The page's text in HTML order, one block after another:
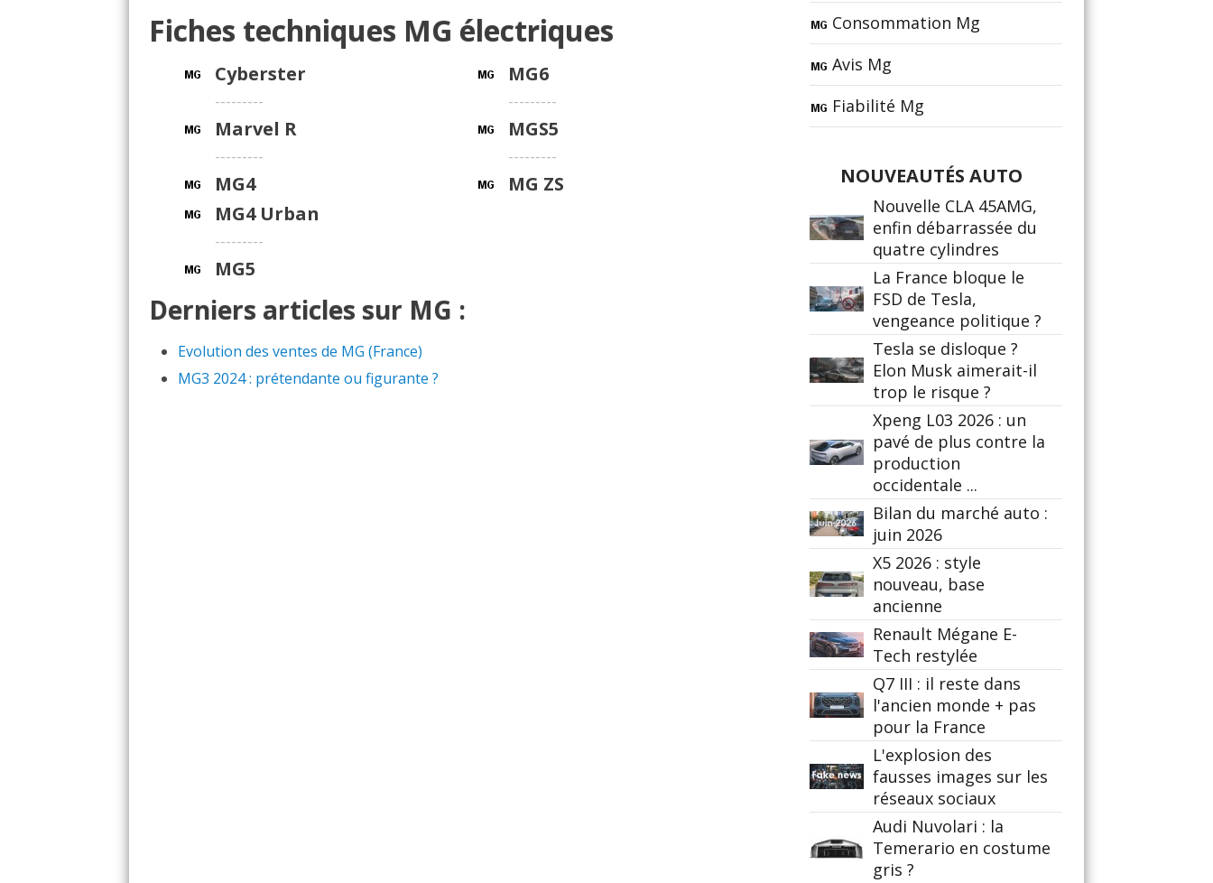
Fiches techniques MG électriques
Cyberster
---------
Marvel R
---------
MG4
MG4 Urban
---------
MG5
MG6
---------
MGS5
---------
MG ZS
Derniers articles sur MG :
Evolution des ventes de MG (France)
MG3 2024 : prétendante ou figurante ?
Consommation Mg
Avis Mg
Fiabilité Mg
NOUVEAUTÉS AUTO
Nouvelle CLA 45AMG,
enfin débarrassée du
quatre cylindres
La France bloque le
FSD de Tesla,
vengeance politique ?
Tesla se disloque ?
Elon Musk aimerait-il
trop le risque ?
Xpeng L03 2026 : un
pavé de plus contre la
production
occidentale ...
Bilan du marché auto :
juin 2026
X5 2026 : style
nouveau, base
ancienne
Renault Mégane E-
Tech restylée
Q7 III : il reste dans
l'ancien monde + pas
pour la France
L'explosion des
fausses images sur les
réseaux sociaux
Audi Nuvolari : la
Temerario en costume
gris ?